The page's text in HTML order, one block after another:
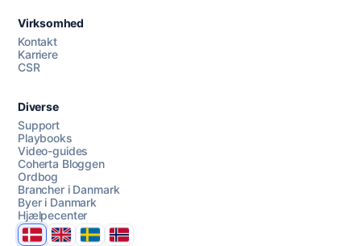
AI Campaign Assist
Virksomhed
Kontakt
Karriere
CSR
Diverse
Support
Playbooks
Video-guides
Coherta Bloggen
Ordbog
Brancher i Danmark
Byer i Danmark
Hjælpecenter
DanmarkUnited Kingdom
SverigeNorge